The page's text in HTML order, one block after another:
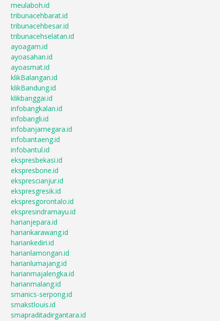
meulaboh.id
tribunacehbarat.id
tribunacehbesar.id
tribunacehselatan.id
ayoagam.id
ayoasahan.id
ayoasmat.id
klikBalangan.id
klikBandung.id
klikbanggai.id
infobangkalan.id
infobangli.id
infobanjarnegara.id
infobantaeng.id
infobantul.id
ekspresbekasi.id
ekspresbone.id
eksprescianjur.id
ekspresgresik.id
ekspresgorontalo.id
ekspresindramayu.id
harianjepara.id
hariankarawang.id
hariankediri.id
harianlamongan.id
harianlumajang.id
harianmajalengka.id
harianmalang.id
smanics-serpong.id
smakstlouis.id
smapraditadirgantara.id